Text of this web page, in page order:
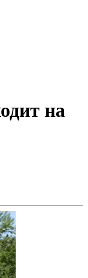
на